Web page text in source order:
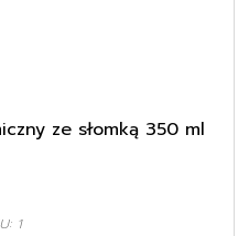
ze słomką 350 ml
1